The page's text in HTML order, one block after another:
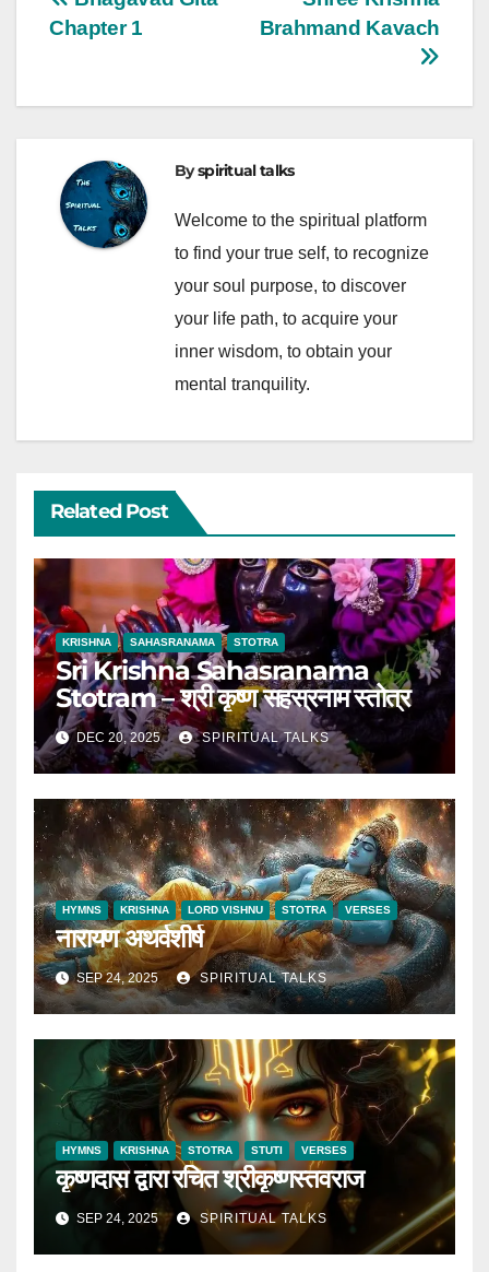
navigation
Brahmand Kavach
Chapter 1
Byspiritual talks
Welcome to the spiritual platform
to find your true self, to recognize
your soul purpose, to discover
your life path, to acquire your
inner wisdom, to obtain your
mental tranquility.
Related Post
KRISHNA SAHASRANAMA STOTRA
Sri Krishna Sahasranama
Stotram – श्री कृष्ण सहस्रनाम स्तोत्र
DEC 20, 2025 SPIRITUAL TALKS
HYMNS KRISHNA LORD VISHNU STOTRA VERSES
नारायण अथर्वशीर्ष
SEP 24, 2025 SPIRITUAL TALKS
HYMNS KRISHNA STOTRA STUTI VERSES
कृष्णदास द्वारा रचित श्रीकृष्णस्तवराज
SEP 24, 2025 SPIRITUAL TALKS